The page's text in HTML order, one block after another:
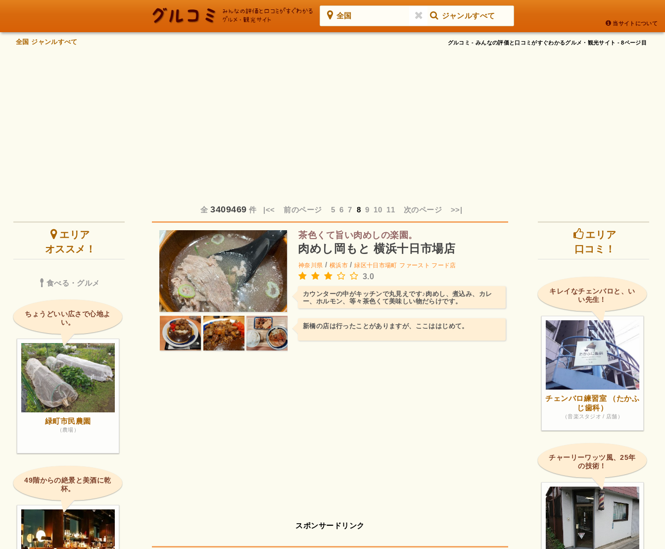
全国 ジャンルすべて
当サイトについて
グルコミ - みんなの評価と口コミがすぐわかるグルメ・観光サイト - 8ページ目
全国 ジャンルすべて
全3409469 件 |<< 前のページ 5 6 7 8 9 10 11 次のページ >>|
茶色くて旨い肉めしの楽園。
肉めし岡もと 横浜十日市場店
神奈川県 / 横浜市/緑区十日市場町 ファースト フード店
3.0
カウンターの中がキッチンで丸見えです♪肉めし、煮込み、カレ
ー、ホルモン、等々茶色くて美味しい物だらけです。
新橋の店は行ったことがありますが、ここははじめて。
スポンサードリンク
エリア
オススメ！
食べる・グルメ
ちょうどいい広さで心地よ
い。
緑町市民農園
（農場）
49階からの絶景と美酒に乾
杯。
エリア
口コミ！
キレイなチェンバロと、い
い先生！
チェンバロ練習室 （たかふ
じ歯科）
（音楽スタジオ / 店舗）
チャーリーワッツ風、25年
の技術！